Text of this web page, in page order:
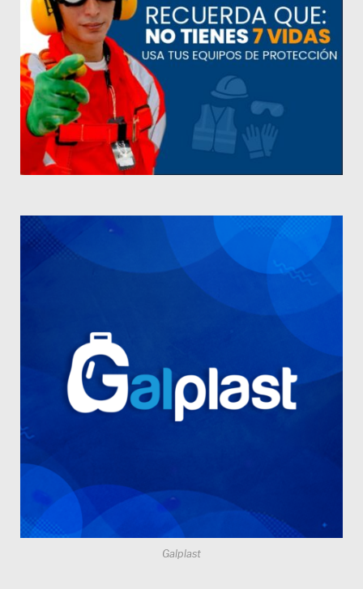
Galplast